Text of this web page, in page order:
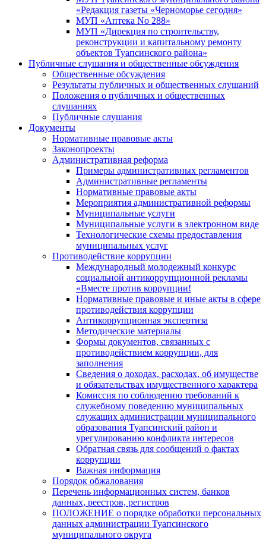
«Редакция газеты «Черноморье сегодня»
МУП «Аптека No 288»
МУП «Дирекция по строительству,
реконструкции и капитальному ремонту
объектов Туапсинского района»
Публичные слушания и общественные обсуждения
Общественные обсуждения
Результаты публичных и общественных слушаний
Положения о публичных и общественных
слушаниях
Публичные слушания
Документы
Нормативные правовые акты
Законопроекты
Административная реформа
Примеры административных регламентов
Административные регламенты
Нормативные правовые акты
Мероприятия административной реформы
Муниципальные услуги
Муниципальные услуги в электронном виде
Технологические схемы предоставления
муниципальных услуг
Противодействие коррупции
Международный молодежный конкурс
социальной антикоррупционной рекламы
«Вместе против коррупции!
Нормативные правовые и иные акты в сфере
противодействия коррупции
Антикоррупционная экспертиза
Методические материалы
Формы документов, связанных с
противодействием коррупции, для
заполнения
Сведения о доходах, расходах, об имуществе
и обязательствах имущественного характера
Комиссия по соблюдению требований к
служебному поведению муниципальных
служащих администрации муниципального
образования Туапсинский район и
урегулированию конфликта интересов
Обратная связь для сообщений о фактах
коррупции
Важная информация
Порядок обжалования
Перечень информационных систем, банков
данных, реестров, регистров
ПОЛОЖЕНИЕ о порядке обработки персональных
данных администрации Туапсинского
муниципального округа